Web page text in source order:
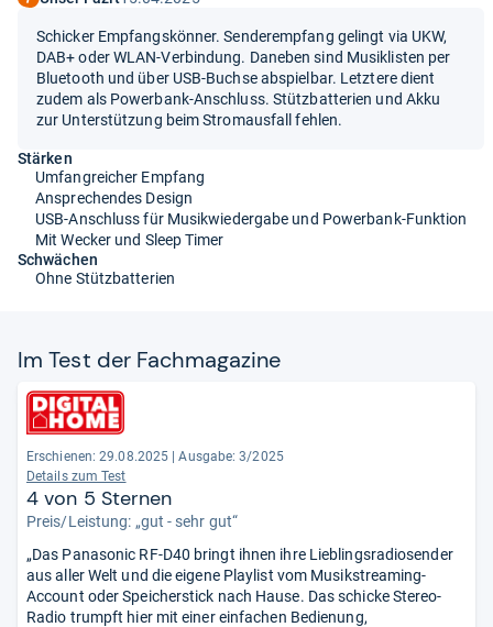
Schicker Empfangskönner. Senderempfang gelingt via UKW,
DAB+ oder WLAN-Verbindung. Daneben sind Musiklisten per
Bluetooth und über USB-Buchse abspielbar. Letztere dient
zudem als Powerbank-Anschluss. Stützbatterien und Akku
zur Unterstützung beim Stromausfall fehlen.
Stärken
Umfangreicher Empfang
Ansprechendes Design
USB-Anschluss für Musikwiedergabe und Powerbank-Funktion
Mit Wecker und Sleep Timer
Schwächen
Ohne Stützbatterien
Im Test der Fach­ma­ga­zine
Erschienen: 29.08.2025 | Ausgabe: 3/2025
Details zum Test
4 von 5 Sternen
Preis/Leistung: „gut - sehr gut“
„Das Panasonic RF-D40 bringt ihnen ihre Lieblingsradiosender
aus aller Welt und die eigene Playlist vom Musikstreaming-
Account oder Speicherstick nach Hause. Das schicke Stereo-
Radio trumpft hier mit einer einfachen Bedienung,